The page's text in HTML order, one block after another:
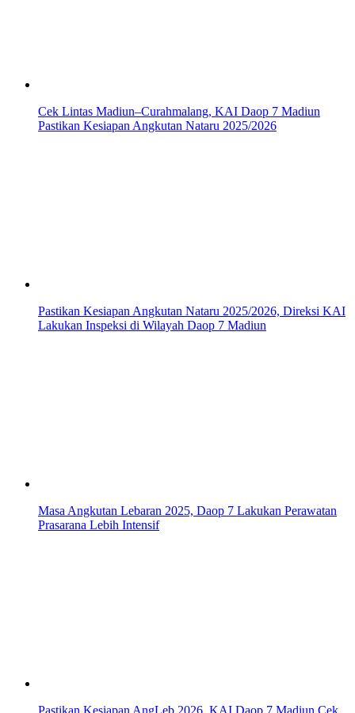
Cek Lintas Madiun–Curahmalang, KAI Daop 7 Madiun
Pastikan Kesiapan Angkutan Nataru 2025/2026
Pastikan Kesiapan Angkutan Nataru 2025/2026, Direksi KAI
Lakukan Inspeksi di Wilayah Daop 7 Madiun
Masa Angkutan Lebaran 2025, Daop 7 Lakukan Perawatan
Prasarana Lebih Intensif
Pastikan Kesiapan AngLeb 2026, KAI Daop 7 Madiun Cek